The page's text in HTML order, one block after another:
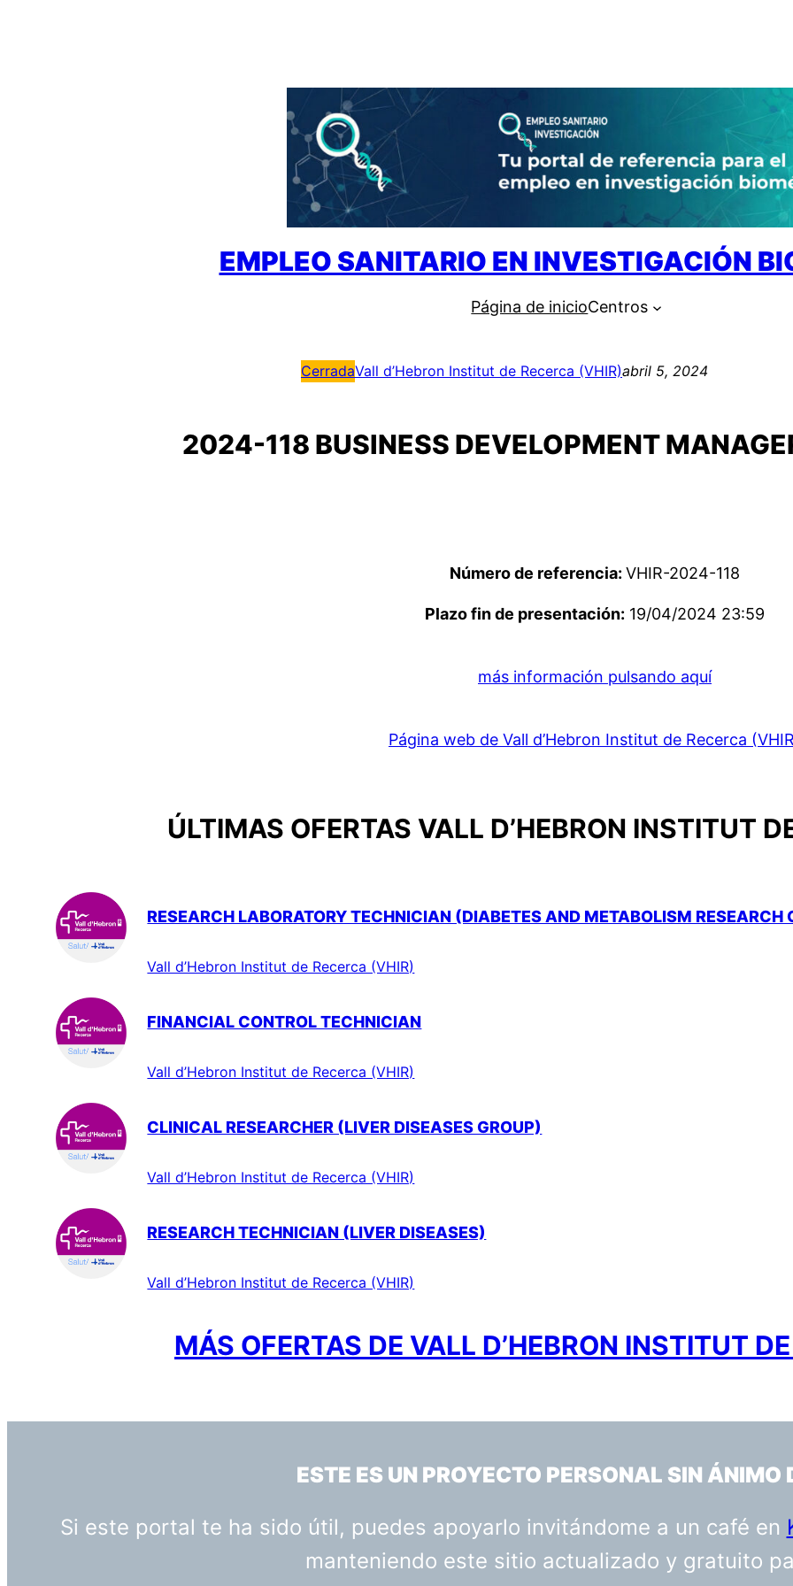
EMPLEO SANITARIO EN INVESTIGACIÓN
Página de inicioCentros
CerradaVall d’Hebron Institut de Recerca (VHIR)abril 5, 2024
2024-118 BUSINESS DEVELOPMENT
Número de referencia: VHIR-2024-118
Plazo fin de presentación: 19/04/2024 23:59
más información pulsando aquí
Página web de Vall d’Hebron Institut de Recerca
ÚLTIMAS OFERTAS VALL D’HEBRON INSTITUT
RESEARCH LABORATORY TECHNICIAN (DIABETES AND METABOLISM RESEARCH
Vall d’Hebron Institut de Recerca (VHIR)
FINANCIAL CONTROL TECHNICIAN
Vall d’Hebron Institut de Recerca (VHIR)
CLINICAL RESEARCHER (LIVER DISEASES GROUP)
Vall d’Hebron Institut de Recerca (VHIR)
RESEARCH TECHNICIAN (LIVER DISEASES)
Vall d’Hebron Institut de Recerca (VHIR)
MÁS OFERTAS DE VALL D’HEBRON INSTITUT
ESTE ES UN PROYECTO PERSONAL SIN ÁNIMO
Si este portal te ha sido útil, puedes apoyarlo invitándome a un café en
manteniendo este sitio actualizado y gratuito